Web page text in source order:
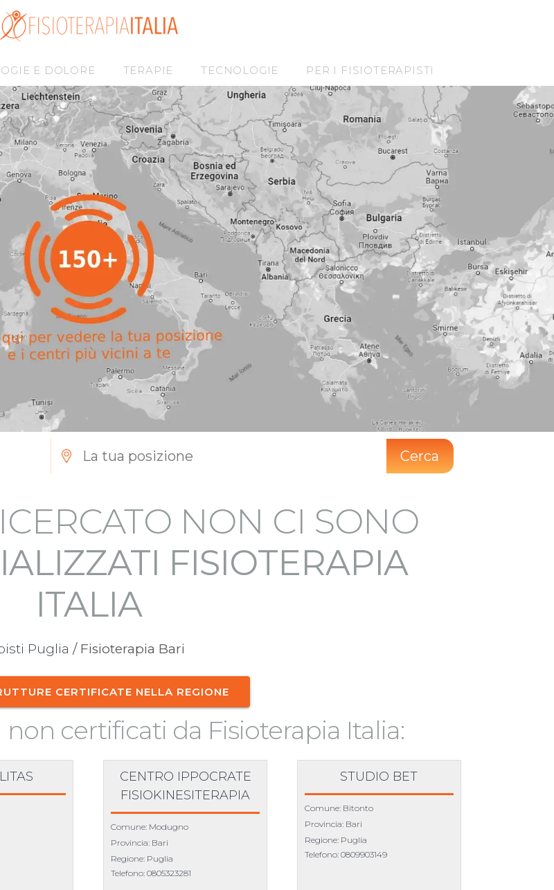
E DOLORE TERAPIE TECNOLOGIE PER I FISIOTERAPISTI
Cerca
NON CI SONO
FISIOTERAPIA
ITALIA
Puglia / Fisioterapia Bari
CERTIFICATE NELLA REGIONE
certificati da Fisioterapia Italia:
CENTRO IPPOCRATE
FISIOKINESITERAPIA
Comune: Modugno
Provincia: Bari
Regione: Puglia
Telefono:0805323281
STUDIO BET
Comune: Bitonto
Provincia: Bari
Regione: Puglia
Telefono: 0809903149